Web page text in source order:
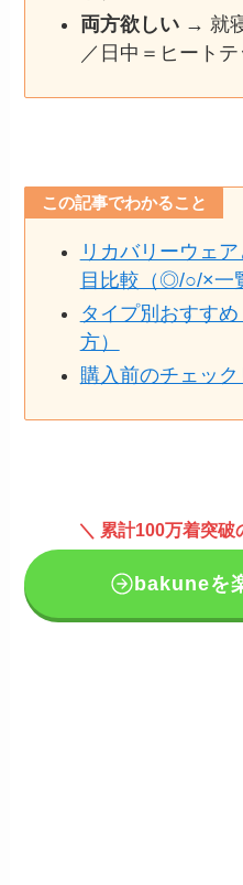
両方欲しい→ 就寝
／日中＝ヒート
この記事でわかること
リカバリーウェ
目比較（◎/○/×一
タイプ別おすす
方）
購入前のチェック
＼ 累計100万着突破
bakuneを